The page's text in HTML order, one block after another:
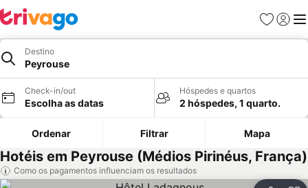
Favoritos
Iniciar
Destino
Peyrouse
Check-in/out
Escolha as datas
Hóspedes e quartos
2 hóspedes, 1 quarto.
Ordenar Filtrar Mapa
Hotéis em Peyrouse (Médios Pirinéus, França)
Como os pagamentos influenciam os resultados